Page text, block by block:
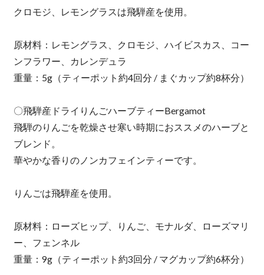
クロモジ、レモングラスは飛騨産を使用。
原材料：レモングラス、クロモジ、ハイビスカス、コー
ンフラワー、カレンデュラ
重量：5g（ティーポット約4回分 / まぐカップ約8杯分）
〇飛騨産ドライりんごハーブティーBergamot
飛騨のりんごを乾燥させ寒い時期におススメのハーブと
ブレンド。
華やかな香りのノンカフェインティーです。
りんごは飛騨産を使用。
原材料：ローズヒップ、りんご、モナルダ、ローズマリ
ー、フェンネル
重量：9g（ティーポット約3回分 / マグカップ約6杯分）